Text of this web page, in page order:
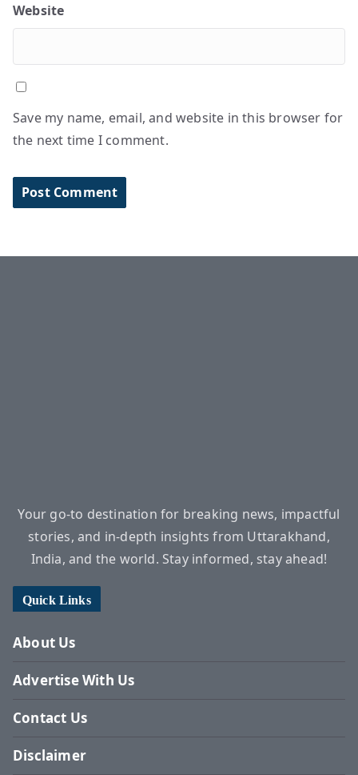
Website
Save my name, email, and website in this browser for
the next time I comment.
Your go-to destination for breaking news, impactful
stories, and in-depth insights from Uttarakhand,
India, and the world. Stay informed, stay ahead!
Quick Links
About Us
Advertise With Us
Contact Us
Disclaimer